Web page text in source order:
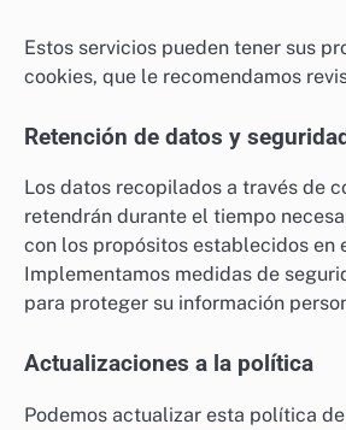
Estos servicios pueden tener sus
cookies, que le recomendamos
Retención de datos y seguridad
Los datos recopilados a través de
retendrán durante el tiempo
con los propósitos establecidos en
Implementamos medidas de
para proteger su información
Actualizaciones a la política
Podemos actualizar esta política